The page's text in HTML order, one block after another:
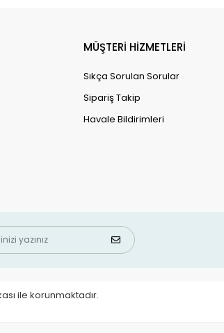
MÜŞTERİ HİZMETLERİ
Sıkça Sorulan Sorular
Sipariş Takip
Havale Bildirimleri
ile korunmaktadır.